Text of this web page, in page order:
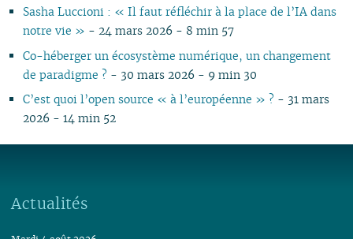
Sasha Luccioni : « Il faut réfléchir à la place de l’IA dans
notre vie » - 24 mars 2026 - 8 min 57
Co-héberger un écosystème numérique, un changement
de paradigme ? - 30 mars 2026 - 9 min 30
C’est quoi l’open source « à l’européenne » ? - 31 mars
2026 - 14 min 52
Actualités